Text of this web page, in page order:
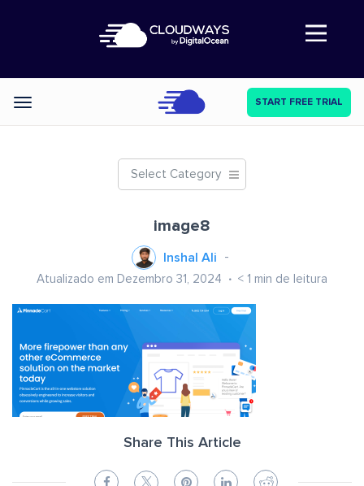
Abre a navegação
Categories START FREE TRIAL
Select Category
image8
Inshal Ali
Atualizado em Dezembro 31, 2024 < 1 min de leitura
Share This Article